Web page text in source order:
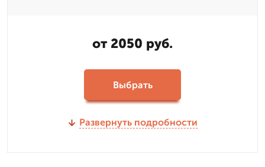
от 2050 руб.
Выбрать
Развернуть подробности